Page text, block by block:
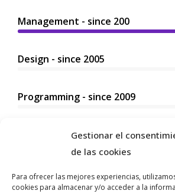
Gestionar el
de las cookies
Para ofrecer las mejores experiencias,
cookies para almacenar y/o acceder a la
Management - since 200
Design - since 2005
Programming - since 2009
Marketing - since 2016